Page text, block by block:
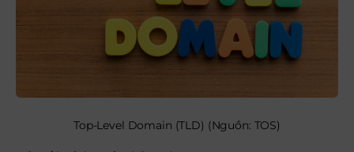
Top-Level Domain (TLD) (Nguồn: TOS)